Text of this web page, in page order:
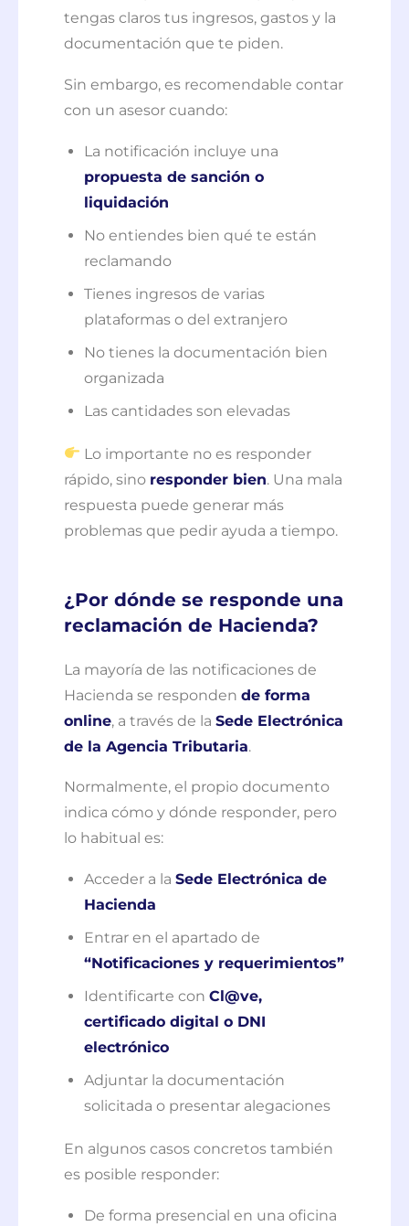
tengas claros tus ingresos, gastos y la
documentación que te piden.
Sin embargo, es recomendable contar
con un asesor cuando:
La notificación incluye una
propuesta de sanción o
liquidación
No entiendes bien qué te están
reclamando
Tienes ingresos de varias
plataformas o del extranjero
No tienes la documentación bien
organizada
Las cantidades son elevadas
Lo importante no es responder
rápido, sino responder bien. Una mala
respuesta puede generar más
problemas que pedir ayuda a tiempo.
¿Por dónde se responde una
reclamación de Hacienda?
La mayoría de las notificaciones de
Hacienda se responden de forma
online, a través de la Sede Electrónica
de la Agencia Tributaria.
Normalmente, el propio documento
indica cómo y dónde responder, pero
lo habitual es:
Acceder a la Sede Electrónica de
Hacienda
Entrar en el apartado de
“Notificaciones y requerimientos”
Identificarte con Cl@ve,
certificado digital o DNI
electrónico
Adjuntar la documentación
solicitada o presentar alegaciones
En algunos casos concretos también
es posible responder:
De forma presencial en una oficina